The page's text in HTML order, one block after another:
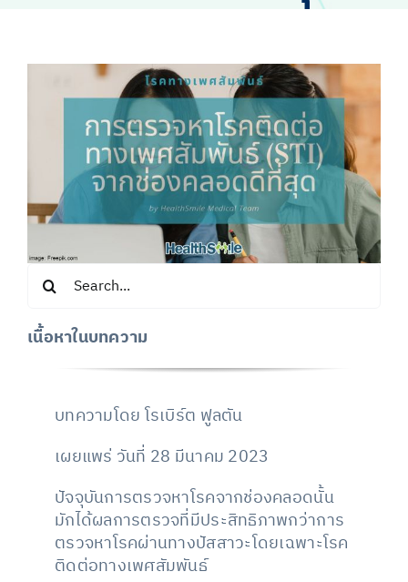
Search
for:
เนื้อหาในบทความ
บทความโดย โรเบิร์ต ฟูลตัน
เผยแพร่ วันที่ 28 มีนาคม 2023
ปัจจุบันการตรวจหาโรคจากช่องคลอดนั้น
มักได้ผลการตรวจที่มีประสิทธิภาพกว่าการ
ตรวจหาโรคผ่านทางปัสสาวะโดยเฉพาะโรค
ติดต่อทางเพศสัมพันธ์